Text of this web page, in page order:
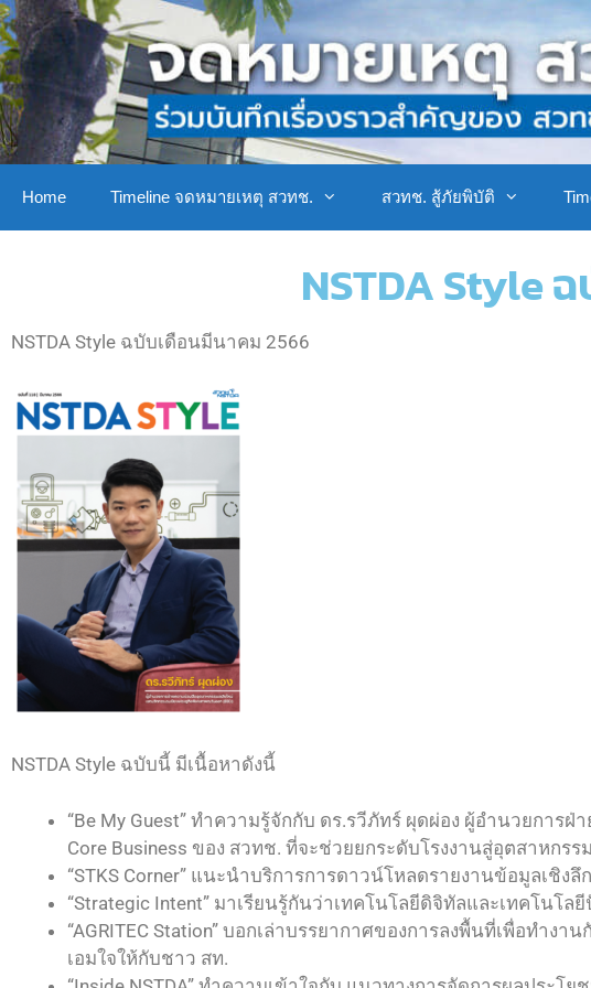
Home Timeline จดหมายเหตุ สวทช. สวทช. สู้ภัยพิบัติ
NSTDA Style
NSTDA Style ฉบับเดือนมีนาคม 2566
NSTDA Style ฉบับนี้ มีเนื้อหาดังนี้
“Be My Guest” ทำความรู้จักกับ ดร.รวีภัทร์ ผุดผ่อง ผู้อำนวยการ
Core Business ของ สวทช. ที่จะช่วยยกระดับโรงงานสู่อุตสาหกรร
“STKS Corner” แนะนำบริการการดาวน์โหลดรายงานข้อมูลเชิง
“Strategic Intent” มาเรียนรู้กันว่าเทคโนโลยีดิจิทัลและเทคโนโ
“AGRITEC Station” บอกเล่าบรรยากาศของการลงพื้นที่เพื่อท
เอมใจให้กับชาว สท.